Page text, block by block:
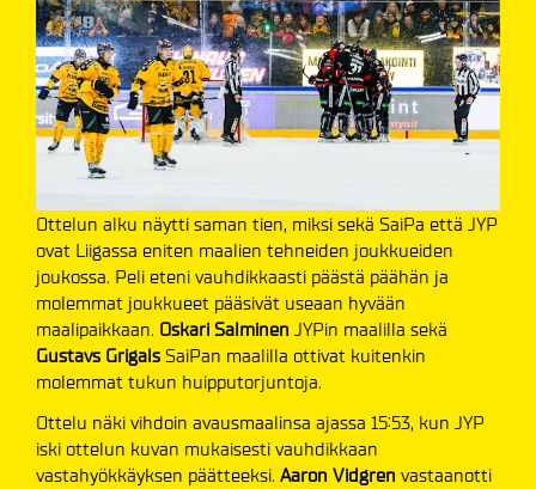
Ottelun alku näytti saman tien, miksi sekä SaiPa että JYP
ovat Liigassa eniten maalien tehneiden joukkueiden
joukossa. Peli eteni vauhdikkaasti päästä päähän ja
molemmat joukkueet pääsivät useaan hyvään
maalipaikkaan. Oskari Salminen JYPin maalilla sekä
Gustavs Grigals SaiPan maalilla ottivat kuitenkin
molemmat tukun huipputorjuntoja.
Ottelu näki vihdoin avausmaalinsa ajassa 15:53, kun JYP
iski ottelun kuvan mukaisesti vauhdikkaan
vastahyökkäyksen päätteeksi. Aaron Vidgren vastaanotti